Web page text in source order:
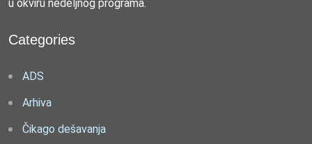
u okviru nedeljnog programa.
Categories
ADS
Arhiva
Čikago dešavanja